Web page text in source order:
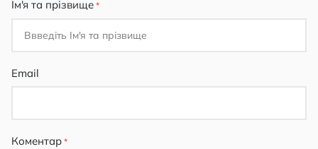
Ім'я та прізвище
Email
Коментар